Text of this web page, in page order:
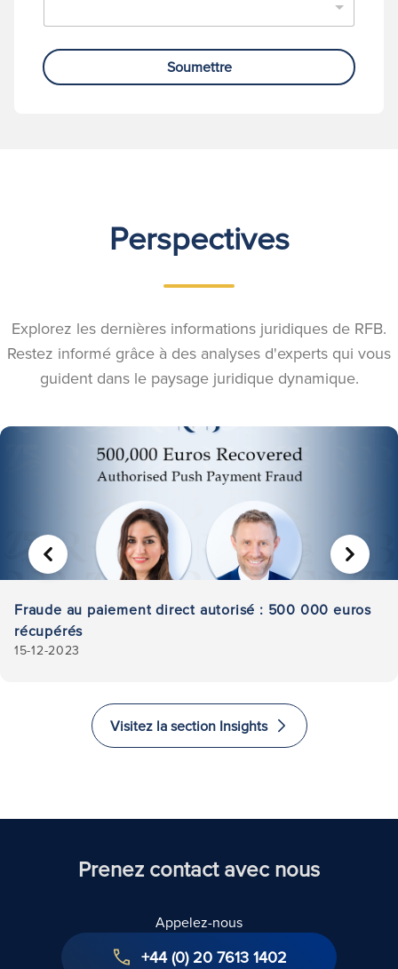
Soumettre
Perspectives
Explorez les dernières informations juridiques de RFB.
Restez informé grâce à des analyses d'experts qui vous
guident dans le paysage juridique dynamique.
Fraude au paiement direct autorisé : 500 000 euros
récupérés
15-12-2023
PRÉCÉDENT
Visitez la section Insights
Prenez contact avec nous
Appelez-nous
+44 (0) 20 7613 1402